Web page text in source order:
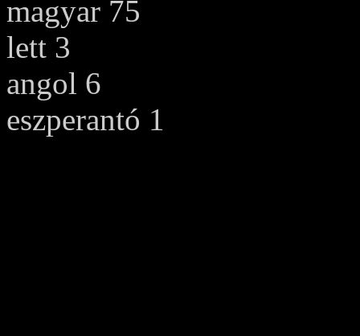
magyar 75
lett 3
angol 6
eszperantó 1